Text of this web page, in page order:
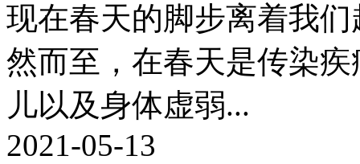
现在春天的脚步离着我
然而至，在春天是传染
儿以及身体虚弱...
2021-05-13